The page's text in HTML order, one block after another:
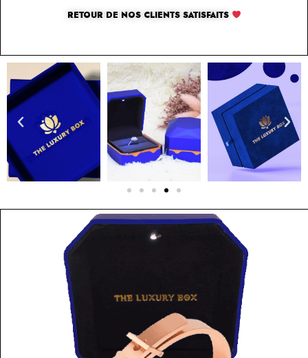
RETOUR DE NOS CLIENTS SATISFAITS